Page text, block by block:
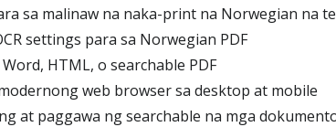
sa malinaw na naka-print na Norwegian na
settings para sa Norwegian PDF
HTML, o searchable PDF
web browser sa desktop at mobile
at paggawa ng searchable na mga